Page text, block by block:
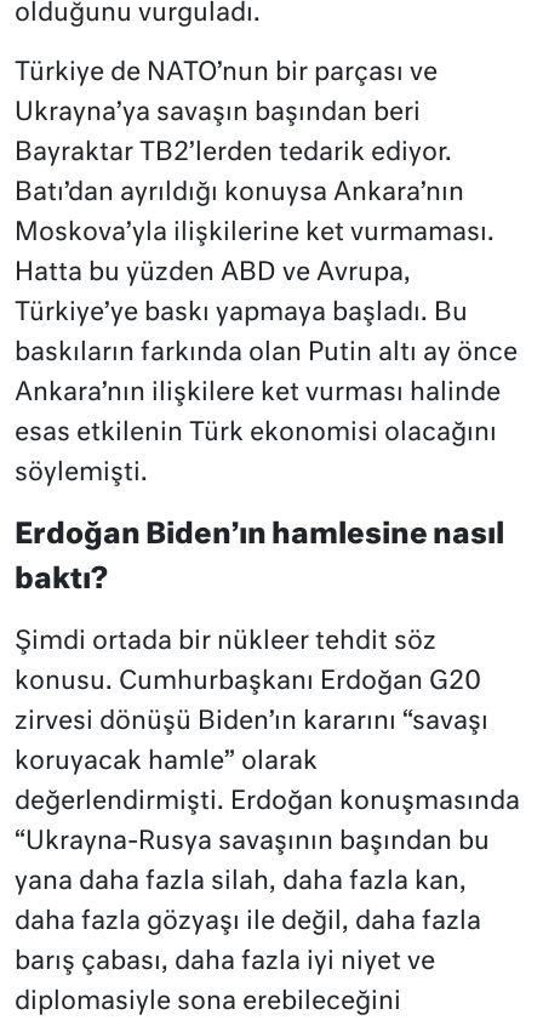
olduğunu vurguladı.
Türkiye de NATO’nun bir parçası ve
Ukrayna’ya savaşın başından beri
Bayraktar TB2’lerden tedarik ediyor.
Batı’dan ayrıldığı konuysa Ankara’nın
Moskova’yla ilişkilerine ket vurmaması.
Hatta bu yüzden ABD ve Avrupa,
Türkiye’ye baskı yapmaya başladı. Bu
baskıların farkında olan Putin altı ay önce
Ankara’nın ilişkilere ket vurması halinde
esas etkilenin Türk ekonomisi olacağını
söylemişti.
Erdoğan Biden’ın hamlesine nasıl
baktı?
Şimdi ortada bir nükleer tehdit söz
konusu. Cumhurbaşkanı Erdoğan G20
zirvesi dönüşü Biden’ın kararını “savaşı
koruyacak hamle” olarak
değerlendirmişti. Erdoğan konuşmasında
“Ukrayna-Rusya savaşının başından bu
yana daha fazla silah, daha fazla kan,
daha fazla gözyaşı ile değil, daha fazla
barış çabası, daha fazla iyi niyet ve
diplomasiyle sona erebileceğini